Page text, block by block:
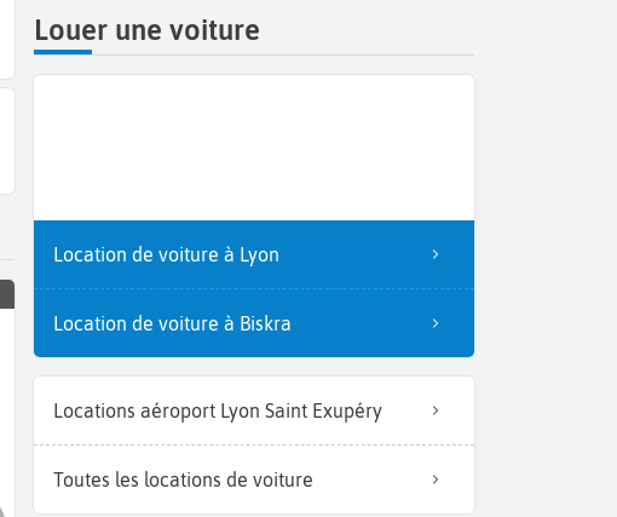
Louer une voiture
Location de voiture à Lyon
Location de voiture à Biskra
Locations aéroport Lyon Saint Exupéry
Toutes les locations de voiture